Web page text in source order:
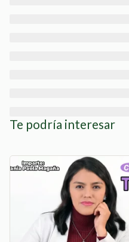
Te podría interesar